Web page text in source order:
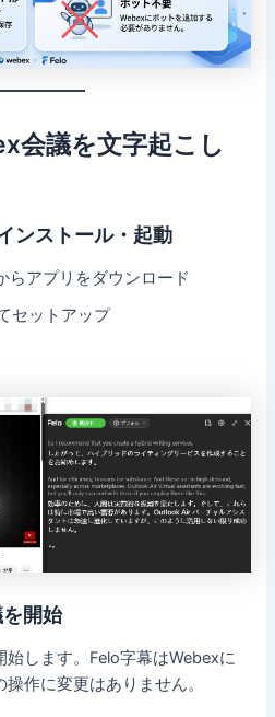
会議を文字起こし
ンストール・起動
らアプリをダウンロード
セットアップ
開始
します。Felo字幕はWebexに
作に変更はありません。